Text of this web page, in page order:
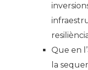
Que en
la